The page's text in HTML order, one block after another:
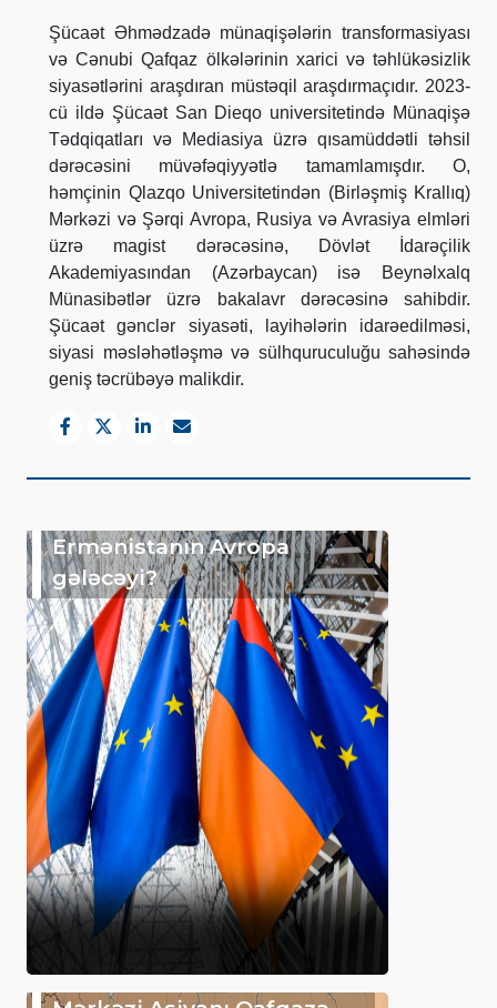
Şücaət Əhmədzadə münaqişələrin transformasiyası
və Cənubi Qafqaz ölkələrinin xarici və təhlükəsizlik
siyasətlərini araşdıran müstəqil araşdırmaçıdır. 2023-
cü ildə Şücaət San Dieqo universitetində Münaqişə
Tədqiqatları və Mediasiya üzrə qısamüddətli təhsil
dərəcəsini müvəfəqiyyətlə tamamlamışdır. O,
həmçinin Qlazqo Universitetindən (Birləşmiş Krallıq)
Mərkəzi və Şərqi Avropa, Rusiya və Avrasiya elmləri
üzrə magist dərəcəsinə, Dövlət İdarəçilik
Akademiyasından (Azərbaycan) isə Beynəlxalq
Münasibətlər üzrə bakalavr dərəcəsinə sahibdir.
Şücaət gənclər siyasəti, layihələrin idarəedilməsi,
siyasi məsləhətləşmə və sülhquruculuğu sahəsində
geniş təcrübəyə malikdir.
Ermənistanın Avropa
gələcəyi?